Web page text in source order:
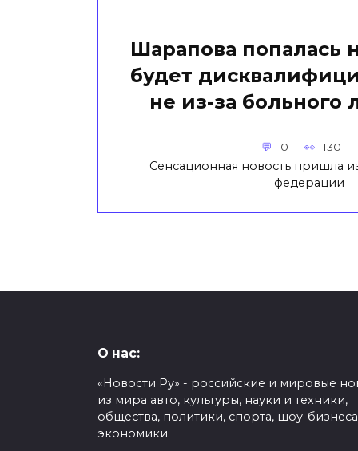
Шарапова попалась
будет
не из-за больного
0 130
Сенсационная новость пришла
федерации
О нас:
«Новости Ру» - российские и мировые
из мира авто, культуры, науки и техники,
общества, политики, спорта, шоу-
экономики.